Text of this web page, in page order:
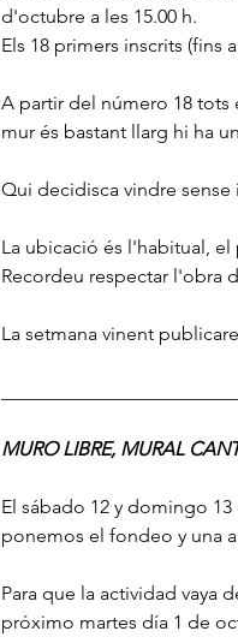
d'octubre a les 15.00 h.
Els 18 primers inscrits (fins
A partir del número 18 tots
mur és bastant llarg hi ha
Qui decidisca vindre
La ubicació és l'habitual,
Recordeu respectar l'obra
La setmana vinent
MURO LIBRE, MURAL
El sábado 12 y domingo
ponemos el fondeo y una
Para que la actividad vaya
próximo martes día 1 de